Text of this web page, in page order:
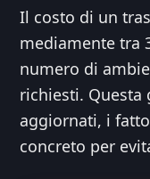
Il costo di un
mediamente tra
numero di
richiesti. Questa
aggiornati, i
concreto per